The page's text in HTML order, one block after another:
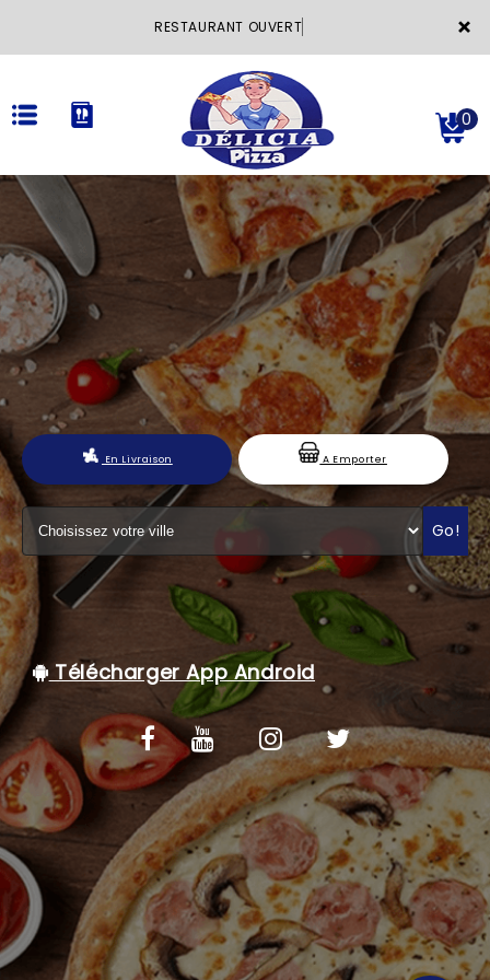
×
RESTAURANT OUVERT
ACCUEIL
LA CARTE
VOTRE COMPTE
NOTRE RESTAURANT
VOS AVIS
MENTIONS LÉGALES
C.G.V
0
En Livraison A Emporter
Go!
Télécharger App Android